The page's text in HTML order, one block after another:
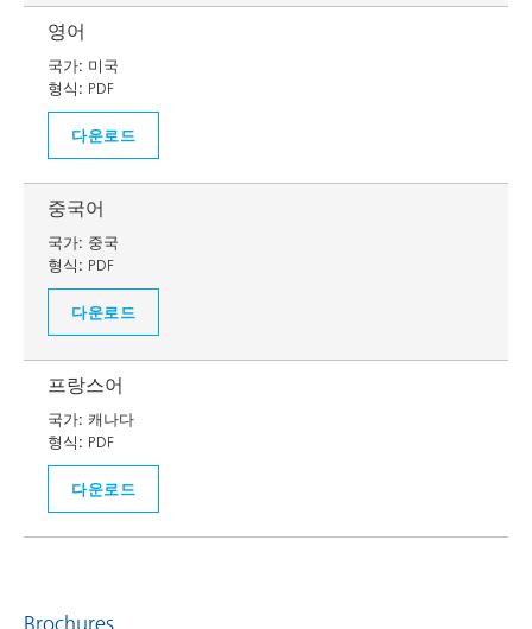
영어
국가: 미국
형식: PDF
다운로드
중국어
국가: 중국
형식: PDF
다운로드
프랑스어
국가: 캐나다
형식: PDF
다운로드